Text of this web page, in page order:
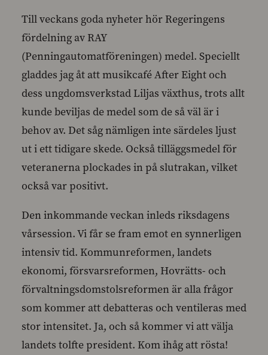
Till veckans goda nyheter hör Regeringens
fördelning av RAY
(Penningautomatföreningen) medel. Speciellt
gladdes jag åt att musikcafé After Eight och
dess ungdomsverkstad Liljas växthus, trots allt
kunde beviljas de medel som de så väl är i
behov av. Det såg nämligen inte särdeles ljust
ut i ett tidigare skede. Också tilläggsmedel för
veteranerna plockades in på slutrakan, vilket
också var positivt.
Den inkommande veckan inleds riksdagens
vårsession. Vi får se fram emot en synnerligen
intensiv tid. Kommunreformen, landets
ekonomi, försvarsreformen, Hovrätts- och
förvaltningsdomstolsreformen är alla frågor
som kommer att debatteras och ventileras med
stor intensitet. Ja, och så kommer vi att välja
landets tolfte president. Kom ihåg att rösta!